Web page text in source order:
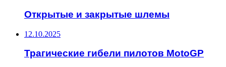
Открытые и закрытые шлемы
12.10.2025
Трагические гибели пилотов MotoGP